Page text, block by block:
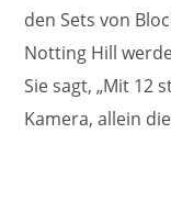
den Sets von
Notting Hill
Sie sagt, „Mit 12
Kamera, allein